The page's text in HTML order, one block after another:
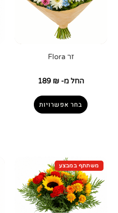
זר Flora
החל מ- 189 ₪
בחר אפשרויות